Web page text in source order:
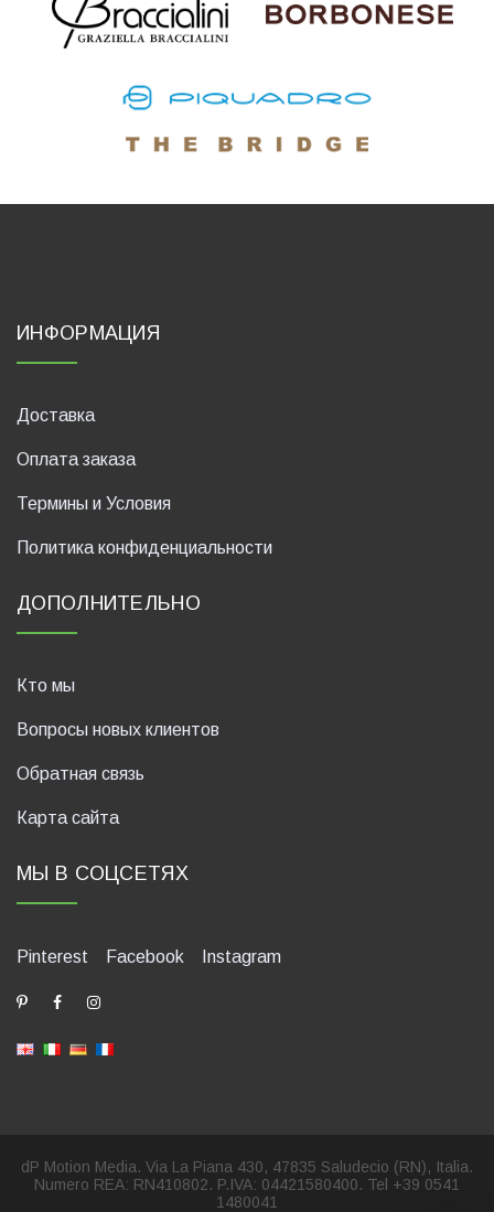
ИНФОРМАЦИЯ
Доставка
Оплата заказа
Термины и Условия
Политика конфиденциальности
ДОПОЛНИТЕЛЬНО
Кто мы
Вопросы новых клиентов
Обратная связь
Карта сайта
МЫ В СОЦСЕТЯХ
Pinterest Facebook Instagram
dP Motion Media. Via La Piana 430, 47835 Saludecio (RN), Italia.
Numero REA: RN410802. P.IVA: 04421580400. Tel +39 0541
1480041